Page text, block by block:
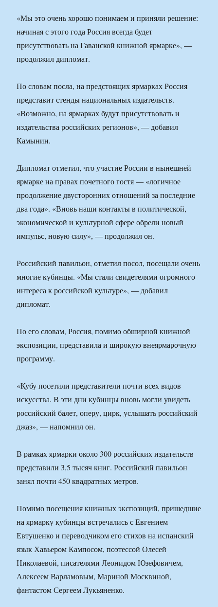
«Мы это очень хорошо понимаем и приняли решение:
начиная с этого года Россия всегда будет
присутствовать на Гаванской книжной ярмарке», —
продолжил дипломат.
По словам посла, на предстоящих ярмарках Россия
представит стенды национальных издательств.
«Возможно, на ярмарках будут присутствовать и
издательства российских регионов», — добавил
Камынин.
Дипломат отметил, что участие России в нынешней
ярмарке на правах почетного гостя — «логичное
продолжение двусторонних отношений за последние
два года». «Вновь наши контакты в политической,
экономической и культурной сфере обрели новый
импульс, новую силу», — продолжил он.
Российский павильон, отметил посол, посещали очень
многие кубинцы. «Мы стали свидетелями огромного
интереса к российской культуре», — добавил
дипломат.
По его словам, Россия, помимо обширной книжной
экспозиции, представила и широкую внеярмарочную
программу.
«Кубу посетили представители почти всех видов
искусства. В эти дни кубинцы вновь могли увидеть
российский балет, оперу, цирк, услышать российский
джаз», — напомнил он.
В рамках ярмарки около 300 российских издательств
представили 3,5 тысяч книг. Российский павильон
занял почти 450 квадратных метров.
Помимо посещения книжных экспозиций, пришедшие
на ярмарку кубинцы встречались с Евгением
Евтушенко и переводчиком его стихов на испанский
язык Хавьером Кампосом, поэтессой Олесей
Николаевой, писателями Леонидом Юзефовичем,
Алексеем Варламовым, Мариной Москвиной,
фантастом Сергеем Лукьяненко.